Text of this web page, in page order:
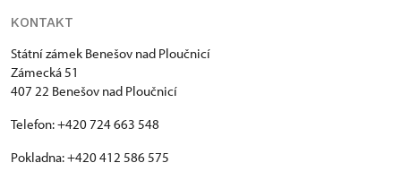
KONTAKT
Státní zámek Benešov nad Ploučnicí
Zámecká 51
407 22 Benešov nad Ploučnicí
Telefon: +420 724 663 548
Pokladna: +420 412 586 575